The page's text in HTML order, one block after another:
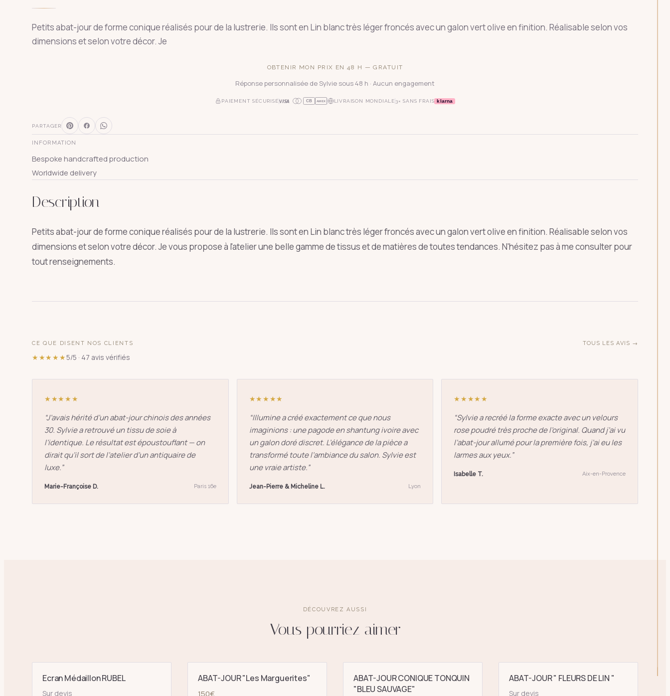
Petits abat-jour de forme conique réalisés pour de la lustrerie. Ils sont en Lin blanc très léger froncés avec un galon vert olive en finition. Réalisable selon vos
dimensions et selon votre décor. Je
OBTENIR MON PRIX EN 48 H — GRATUIT
Réponse personnalisée de Sylvie sous 48 h · Aucun engagement
PAIEMENT SÉCURISÉ CB AMEX LIVRAISON MONDIALE 3× SANS FRAIS klarna
PARTAGER
INFORMATION
Bespoke handcrafted production
Worldwide delivery
Description
Petits abat-jour de forme conique réalisés pour de la lustrerie. Ils sont en Lin blanc très léger froncés avec un galon vert olive en finition. Réalisable selon vos
dimensions et selon votre décor. Je vous propose à l'atelier une belle gamme de tissus et de matières de toutes tendances. N'hésitez pas à me consulter pour
tout renseignements.
CE QUE DISENT NOS CLIENTS
★★★★★5/5 · 47 avis vérifiés
TOUS LES AVIS →
★★★★★
“J’avais hérité d’un abat-jour chinois des années
30. Sylvie a retrouvé un tissu de soie à
l’identique. Le résultat est époustouflant — on
dirait qu’il sort de l’atelier d’un antiquaire de
luxe.”
Marie-Françoise D. Paris 16e
★★★★★
“Illumine a créé exactement ce que nous
imaginions : une pagode en shantung ivoire avec
un galon doré discret. L’élégance de la pièce a
transformé toute l’ambiance du salon. Sylvie est
une vraie artiste.”
Jean-Pierre & Micheline L. Lyon
★★★★★
“Sylvie a recréé la forme exacte avec un velours
rose poudré très proche de l’original. Quand j’ai vu
l’abat-jour allumé pour la première fois, j’ai eu les
larmes aux yeux.”
Isabelle T. Aix-en-Provence
DÉCOUVREZ AUSSI
Vous pourriez aimer
Ecran Médaillon RUBEL
Sur devis
ABAT-JOUR "Les Marguerites"
150€
ABAT-JOUR CONIQUE TONQUIN
"BLEU SAUVAGE"
ABAT-JOUR " FLEURS DE LIN "
Sur devis